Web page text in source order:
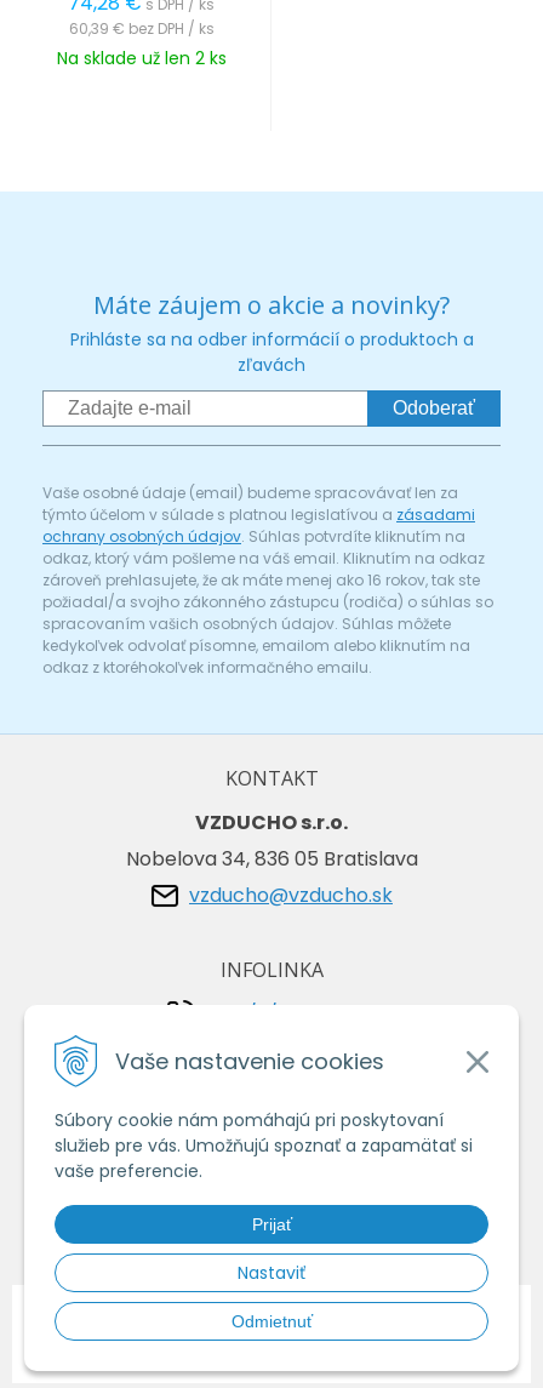
Vaše nastavenie cookies
Súbory cookie nám pomáhajú pri poskytovaní
služieb pre vás. Umožňujú spoznať a zapamätať si
vaše preferencie.
Prijať
Nastaviť
Odmietnuť
60,39 € bez DPH / ks
Na sklade už len 2 ks
Máte záujem o akcie a novinky?
Prihláste sa na odber informácií o produktoch a
zľavách
Odoberať
Vaše osobné údaje (email) budeme spracovávať len za
týmto účelom v súlade s platnou legislatívou a zásadami
ochrany osobných údajov. Súhlas potvrdíte kliknutím na
odkaz, ktorý vám pošleme na váš email. Kliknutím na odkaz
zároveň prehlasujete, že ak máte menej ako 16 rokov, tak ste
požiadal/a svojho zákonného zástupcu (rodiča) o súhlas so
spracovaním vašich osobných údajov. Súhlas môžete
kedykoľvek odvolať písomne, emailom alebo kliknutím na
odkaz z ktoréhokoľvek informačného emailu.
KONTAKT
VZDUCHO s.r.o.
Nobelova 34, 836 05 Bratislava
vzducho@vzducho.sk
INFOLINKA
+421/2/4464 0134
+421/903 729 042
VŠETKO O NÁKUPE
Obchodné podmienky
Ochrana osobných údajov
Ako nakupovať
© 2026 Vzduchoshop.sk - Váš obchod so vzduchotechnikou •
tvorba